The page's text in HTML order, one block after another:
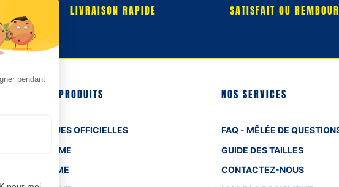
LIVRAISON RAPIDE SATISFAIT OU
NOS PRODUITS
TENUES OFFICIELLES
HOMME
FEMME
NOS SERVICES
FAQ - MÊLÉE DE
GUIDE DES TAILLES
CONTACTEZ-NOUS